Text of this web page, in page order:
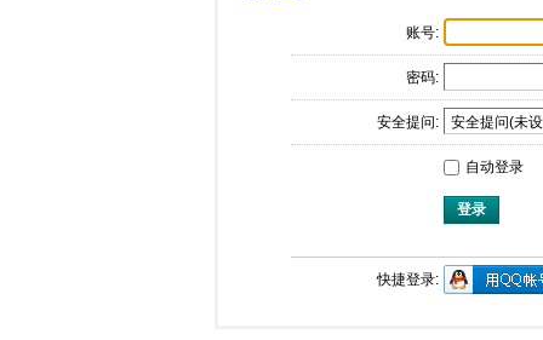
账号:
密码:
安全提问:
自动登录
登录
快捷登录: